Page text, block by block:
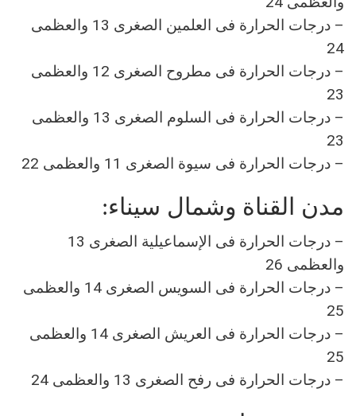
– درجات الحرارة فى العلمين الصغرى 13 والعظمى
24
– درجات الحرارة فى مطروح الصغرى 12 والعظمى
23
– درجات الحرارة فى السلوم الصغرى 13 والعظمى
23
– درجات الحرارة فى سيوة الصغرى 11 والعظمى 22
مدن القناة وشمال سيناء:
– درجات الحرارة فى الإسماعيلية الصغرى 13
والعظمى 26
– درجات الحرارة فى السويس الصغرى 14 والعظمى
25
– درجات الحرارة فى العريش الصغرى 14 والعظمى
25
– درجات الحرارة فى رفح الصغرى 13 والعظمى 24